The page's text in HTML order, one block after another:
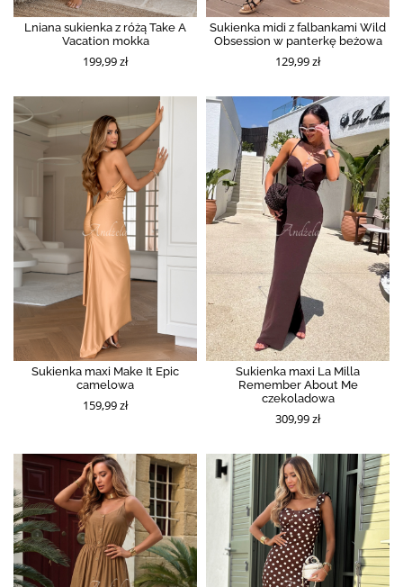
Lniana sukienka z różą Take A
Vacation mokka
199,99 zł
Sukienka midi z falbankami Wild
Obsession w panterkę beżowa
129,99 zł
Sukienka maxi Make It Epic
camelowa
159,99 zł
Sukienka maxi La Milla
Remember About Me
czekoladowa
309,99 zł